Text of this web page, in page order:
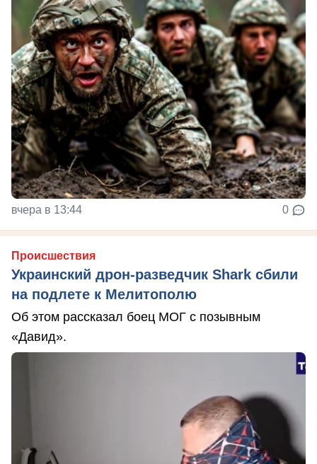
вчера в 13:44 0
Происшествия
Украинский дрон-разведчик Shark сбили
на подлете к Мелитополю
Об этом рассказал боец МОГ с позывным
«Давид».